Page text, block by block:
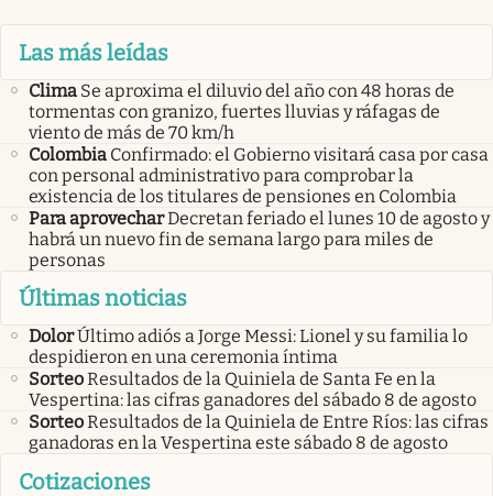
Las más leídas
Clima Se aproxima el diluvio del año con 48 horas de
tormentas con granizo, fuertes lluvias y ráfagas de
viento de más de 70 km/h
Colombia Confirmado: el Gobierno visitará casa por casa
con personal administrativo para comprobar la
existencia de los titulares de pensiones en Colombia
Para aprovecharDecretan feriado el lunes 10 de agosto y
habrá un nuevo fin de semana largo para miles de
personas
Últimas noticias
DolorÚltimo adiós a Jorge Messi: Lionel y su familia lo
despidieron en una ceremonia íntima
SorteoResultados de la Quiniela de Santa Fe en la
Vespertina: las cifras ganadores del sábado 8 de agosto
SorteoResultados de la Quiniela de Entre Ríos: las cifras
ganadoras en la Vespertina este sábado 8 de agosto
Cotizaciones